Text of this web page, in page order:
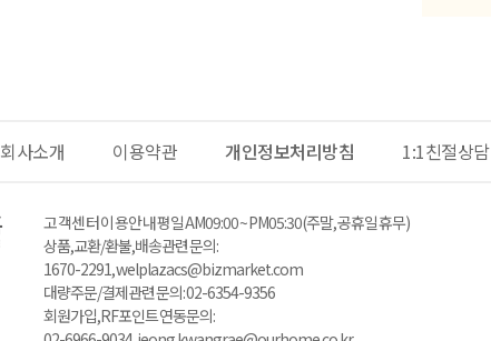
회사소개 이용약관 개인정보처리방침 1:1친절상담
고객센터 이용안내평일 AM 09:00 ~ PM05:30 (주말, 공휴일 휴무)
상품,교환/환불,배송관련 문의 :
1670-2291, welplazacs@bizmarket.com
대량주문/결제관련 문의 : 02-6354-9356
회원가입,RF포인트 연동 문의: